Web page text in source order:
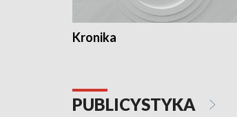
Kronika
PUBLICYSTYKA